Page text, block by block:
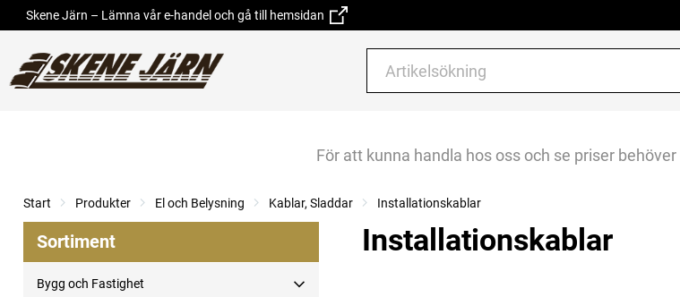
Skene Järn – Lämna vår e-handel och gå till hemsidan
För att kunna handla hos oss och se priser behöver
Start Produkter El och Belysning Kablar, Sladdar Installationskablar
Sortiment
Bygg och Fastighet
Installationskablar